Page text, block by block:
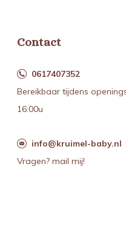
Contact
0617407352
Bereikbaar tijdens
16:00u
info@kruimel-baby.nl
Vragen? mail mij!